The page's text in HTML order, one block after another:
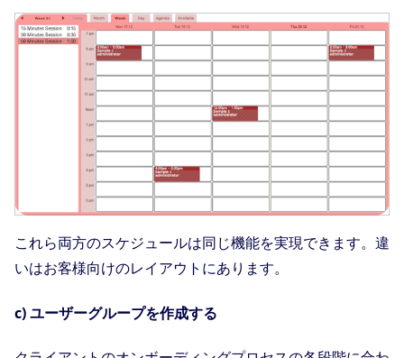
これら両方のスケジュールは同じ機能を実現できます。違
いはお客様向けのレイアウトにあります。
c) ユーザーグループを作成する